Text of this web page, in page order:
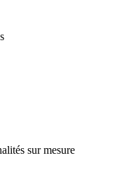
sur mesure